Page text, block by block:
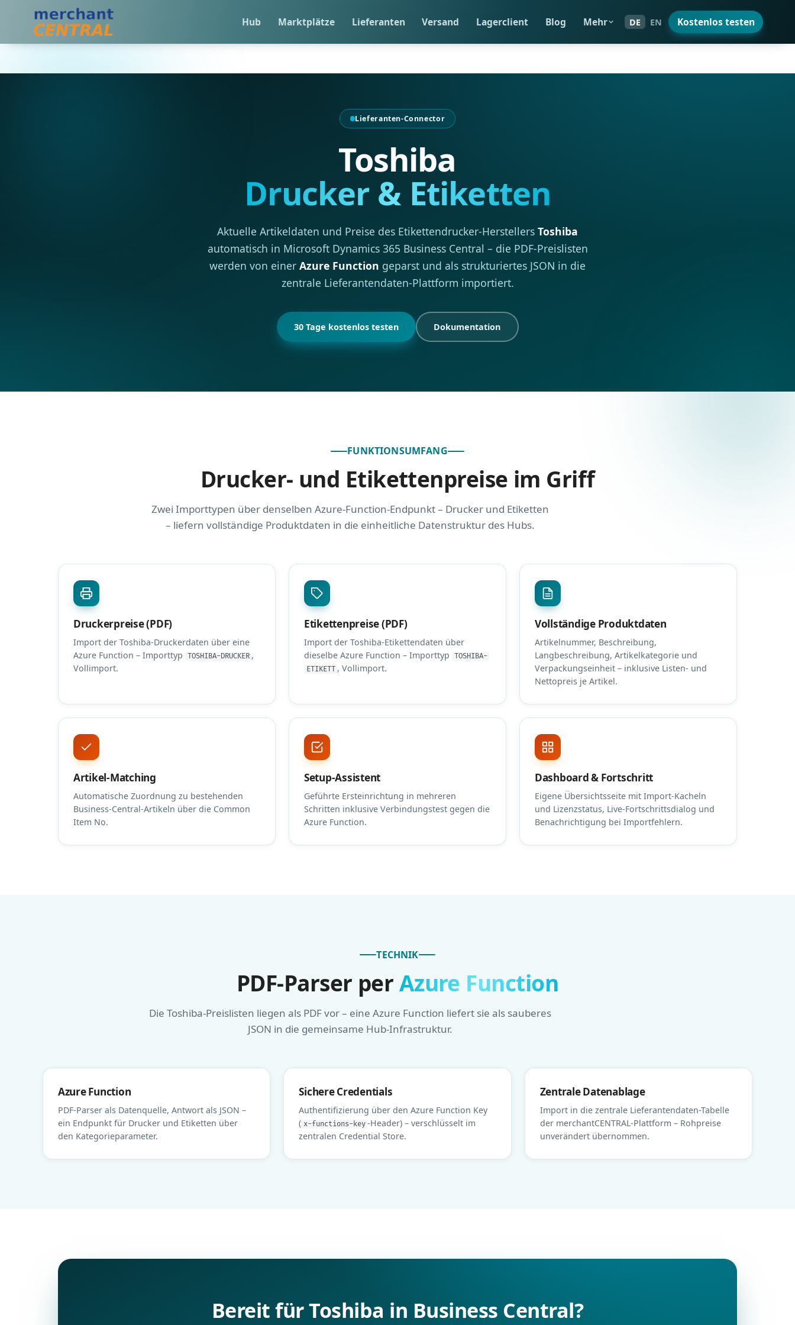
Hub Marktplätze Lieferanten Versand Lagerclient Blog Mehr DE EN Kostenlos testen
Lieferanten-Connector
Toshiba
Drucker & Etiketten
Aktuelle Artikeldaten und Preise des Etikettendrucker-Herstellers Toshiba
automatisch in Microsoft Dynamics 365 Business Central – die PDF-Preislisten
werden von einer Azure Function geparst und als strukturiertes JSON in die
zentrale Lieferantendaten-Plattform importiert.
30 Tage kostenlos testen Dokumentation
FUNKTIONSUMFANG
Drucker- und Etikettenpreise im Griff
Zwei Importtypen über denselben Azure-Function-Endpunkt – Drucker und Etiketten
– liefern vollständige Produktdaten in die einheitliche Datenstruktur des Hubs.
Druckerpreise (PDF)
Import der Toshiba-Druckerdaten über eine
Azure Function – Importtyp TOSHIBA-DRUCKER ,
Vollimport.
Etikettenpreise (PDF)
Import der Toshiba-Etikettendaten über
dieselbe Azure Function – Importtyp TOSHIBA-
ETIKETT , Vollimport.
Vollständige Produktdaten
Artikelnummer, Beschreibung,
Langbeschreibung, Artikelkategorie und
Verpackungseinheit – inklusive Listen- und
Nettopreis je Artikel.
Artikel-Matching
Automatische Zuordnung zu bestehenden
Business-Central-Artikeln über die Common
Item No.
Setup-Assistent
Geführte Ersteinrichtung in mehreren
Schritten inklusive Verbindungstest gegen die
Azure Function.
Dashboard & Fortschritt
Eigene Übersichtsseite mit Import-Kacheln
und Lizenzstatus, Live-Fortschrittsdialog und
Benachrichtigung bei Importfehlern.
TECHNIK
PDF-Parser perAzure Function
Die Toshiba-Preislisten liegen als PDF vor – eine Azure Function liefert sie als sauberes
JSON in die gemeinsame Hub-Infrastruktur.
Azure Function
PDF-Parser als Datenquelle, Antwort als JSON –
ein Endpunkt für Drucker und Etiketten über
den Kategorieparameter.
Sichere Credentials
Authentifizierung über den Azure Function Key
( x-functions-key -Header) – verschlüsselt im
zentralen Credential Store.
Zentrale Datenablage
Import in die zentrale Lieferantendaten-Tabelle
der merchantCENTRAL-Plattform – Rohpreise
unverändert übernommen.
Bereit für Toshiba in Business Central?